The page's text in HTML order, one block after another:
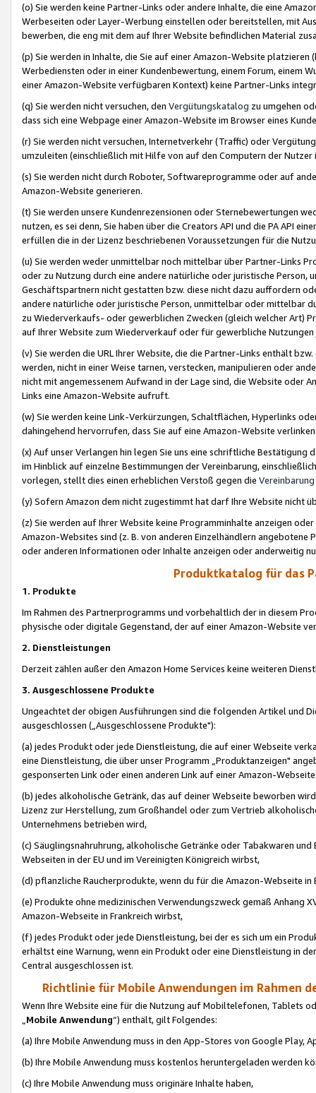
(o) Sie werden keine Partner-Links oder andere Inhalte, die eine
Werbeseiten oder Layer-Werbung einstellen oder bereitstellen, mit
bewerben, die eng mit dem auf Ihrer Website befindlichen Material
(p) Sie werden in Inhalte, die Sie auf einer Amazon-Website
Werbediensten oder in einer Kundenbewertung, einem Forum, einem
einer Amazon-Website verfügbaren Kontext) keine Partner-Links
(q) Sie werden nicht versuchen, den Vergütungskatalog zu umgehen
dass sich eine Webpage einer Amazon-Website im Browser eines
(r) Sie werden nicht versuchen, Internetverkehr (Traffic) oder
umzuleiten (einschließlich mit Hilfe von auf den Computern der
(s) Sie werden nicht durch Roboter, Softwareprogramme oder auf
Amazon-Website generieren.
(t) Sie werden unsere Kundenrezensionen oder Sternebewertungen
nutzen, es sei denn, Sie haben über die Creators API und die PA API
erfüllen die in der Lizenz beschriebenen Voraussetzungen für die
(u) Sie werden weder unmittelbar noch mittelbar über Partner-Links
oder zu Nutzung durch eine andere natürliche oder juristische
Geschäftspartnern nicht gestatten bzw. diese nicht dazu auffordern
andere natürliche oder juristische Person, unmittelbar oder mittelbar
zu Wiederverkaufs- oder gewerblichen Zwecken (gleich welcher Art)
auf Ihrer Website zum Wiederverkauf oder für gewerbliche
(v) Sie werden die URL Ihrer Website, die die Partner-Links enthält
werden, nicht in einer Weise tarnen, verstecken, manipulieren oder
nicht mit angemessenem Aufwand in der Lage sind, die Website oder
Links eine Amazon-Website aufruft.
(w) Sie werden keine Link-Verkürzungen, Schaltflächen, Hyperlinks
dahingehend hervorrufen, dass Sie auf eine Amazon-Website
(x) Auf unser Verlangen hin legen Sie uns eine schriftliche
im Hinblick auf einzelne Bestimmungen der Vereinbarung,
vorlegen, stellt dies einen erheblichen Verstoß gegen die Vereinbarung
(y) Sofern Amazon dem nicht zugestimmt hat darf Ihre Website nicht
(z) Sie werden auf Ihrer Website keine Programminhalte anzeigen
Amazon-Websites sind (z. B. von anderen Einzelhändlern
oder anderen Informationen oder Inhalte anzeigen oder anderweitig
Produktkatalog für das
1. Produkte
Im Rahmen des Partnerprogramms und vorbehaltlich der in diesem
physische oder digitale Gegenstand, der auf einer Amazon-Website
2. Dienstleistungen
Derzeit zählen außer den Amazon Home Services keine weiteren
3. Ausgeschlossene Produkte
Ungeachtet der obigen Ausführungen sind die folgenden Artikel und
ausgeschlossen („Ausgeschlossene Produkte"):
(a) jedes Produkt oder jede Dienstleistung, die auf einer Webseite
eine Dienstleistung, die über unser Programm „Produktanzeigen"
gesponserten Link oder einen anderen Link auf einer Amazon-
(b) jedes alkoholische Getränk, das auf deiner Webseite beworben
Lizenz zur Herstellung, zum Großhandel oder zum Vertrieb
Unternehmens betrieben wird,
(c) Säuglingsnahruhrung, alkoholische Getränke oder Tabakwaren
Webseiten in der EU und im Vereinigten Königreich wirbst,
(d) pflanzliche Raucherprodukte, wenn du für die Amazon-Webseite in
(e) Produkte ohne medizinischen Verwendungszweck gemäß Anhang
Amazon-Webseite in Frankreich wirbst,
(f) jedes Produkt oder jede Dienstleistung, bei der es sich um ein
erhältst eine Warnung, wenn ein Produkt oder eine Dienstleistung in
Central ausgeschlossen ist.
Richtlinie für Mobile Anwendungen im Rahmen
Wenn Ihre Website eine für die Nutzung auf Mobiltelefonen, Tablets
„Mobile Anwendung“) enthält, gilt Folgendes:
(a) Ihre Mobile Anwendung muss in den App-Stores von Google Play,
(b) Ihre Mobile Anwendung muss kostenlos heruntergeladen werden
(c) Ihre Mobile Anwendung muss originäre Inhalte haben,